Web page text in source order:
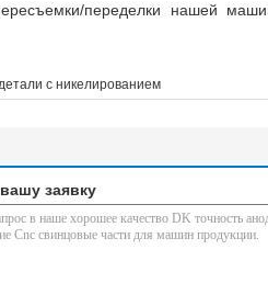
переделки нашей
с никелированием
заявку